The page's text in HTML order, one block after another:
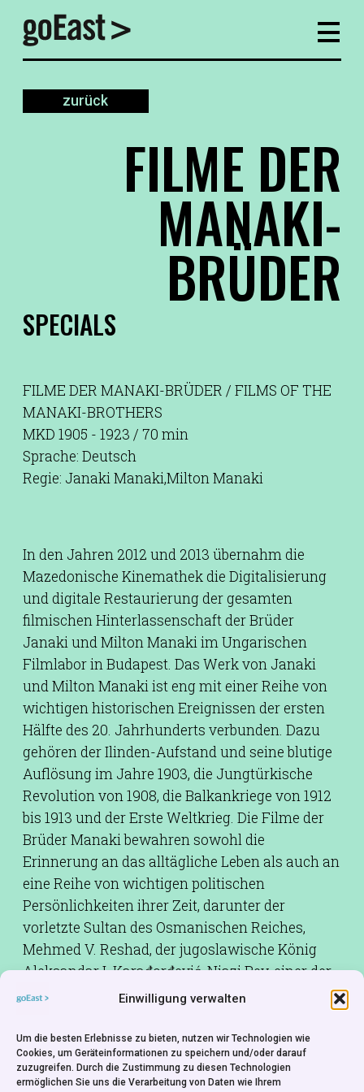
Einwilligung verwalten
Um die besten Erlebnisse zu bieten, nutzen wir Technologien wie
Cookies, um Geräteinformationen zu speichern und/oder darauf
zuzugreifen. Durch die Zustimmung zu diesen Technologien
ermöglichen Sie uns die Verarbeitung von Daten wie Ihrem
zurück
FILME DER
MANAKI-
BRÜDER
SPECIALS
FILME DER MANAKI-BRÜDER / FILMS OF THE
MANAKI-BROTHERS
MKD 1905 - 1923 / 70 min
Sprache: Deutsch
Regie: Janaki Manaki,Milton Manaki
In den Jahren 2012 und 2013 übernahm die
Mazedonische Kinemathek die Digitalisierung
und digitale Restaurierung der gesamten
filmischen Hinterlassenschaft der Brüder
Janaki und Milton Manaki im Ungarischen
Filmlabor in Budapest. Das Werk von Janaki
und Milton Manaki ist eng mit einer Reihe von
wichtigen historischen Ereignissen der ersten
Hälfte des 20. Jahrhunderts verbunden. Dazu
gehören der Ilinden-Aufstand und seine blutige
Auflösung im Jahre 1903, die Jungtürkische
Revolution von 1908, die Balkankriege von 1912
bis 1913 und der Erste Weltkrieg. Die Filme der
Brüder Manaki bewahren sowohl die
Erinnerung an das alltägliche Leben als auch an
eine Reihe von wichtigen politischen
Persönlichkeiten ihrer Zeit, darunter der
vorletzte Sultan des Osmanischen Reiches,
Mehmed V. Reshad, der jugoslawische König
Aleksandar I. Karađorđević, Niazi Bey, einer der
Führer der Jungtürkischen Revolution,
Rumänischen Akademie der Wissenschaften
und Künste und ehemaliger Minister, aber auch
König Konstantin I. von Griechenland. Das